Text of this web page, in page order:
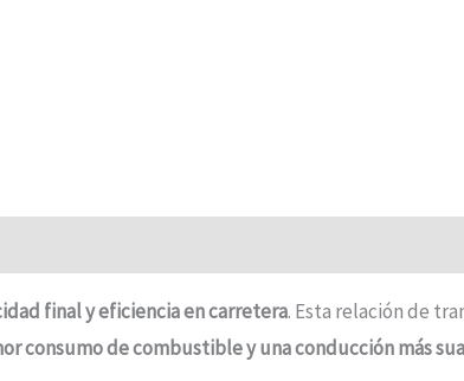
final y eficiencia en carretera. Esta relación de
consumo de combustible y una conducción más